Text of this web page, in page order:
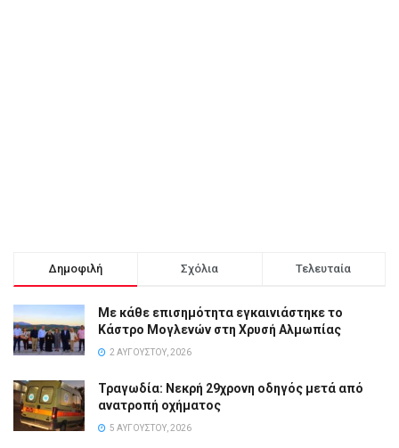
Δημοφιλή Σχόλια Τελευταία
Με κάθε επισημότητα εγκαινιάστηκε το
Κάστρο Μογλενών στη Χρυσή Αλμωπίας
2 ΑΥΓΟΎΣΤΟΥ, 2026
Τραγωδία: Νεκρή 29χρονη οδηγός μετά από
ανατροπή οχήματος
5 ΑΥΓΟΎΣΤΟΥ, 2026